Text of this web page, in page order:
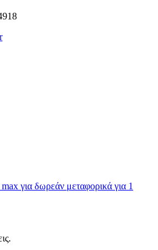
για δωρεάν μεταφορικά για 1